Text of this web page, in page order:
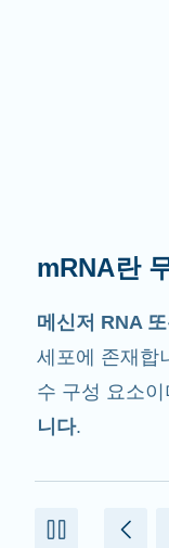
mRNA는
그 이름에서
입니다.
는 세포 내 다